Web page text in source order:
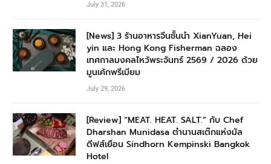
July 31, 2026
[News] 3 ร้านอาหารจีนชั้นนำ XianYuan, Hei
yin และ Hong Kong Fisherman ฉลอง
เทศกาลมงคลไหว้พระจันทร์ 2569 / 2026 ด้วย
มูนเค้กพรีเมียม
July 29, 2026
[Review] “MEAT. HEAT. SALT.” กับ Chef
Dharshan Munidasa ตำนานสเต๊กแห่งมัล
ดีฟส์เยือน Sindhorn Kempinski Bangkok
Hotel